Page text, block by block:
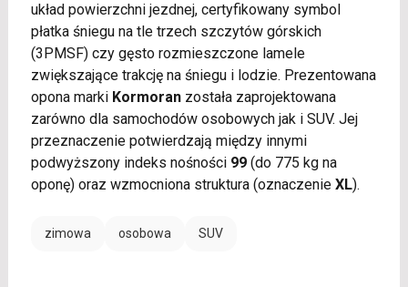
układ powierzchni jezdnej, certyfikowany symbol
płatka śniegu na tle trzech szczytów górskich
(3PMSF) czy gęsto rozmieszczone lamele
zwiększające trakcję na śniegu i lodzie. Prezentowana
opona marki Kormoranzostała zaprojektowana
zarówno dla samochodów osobowych jak i SUV. Jej
przeznaczenie potwierdzają między innymi
podwyższony indeks nośności 99(do 775 kg na
oponę) oraz wzmocniona struktura (oznaczenie XL).
zimowa osobowa SUV